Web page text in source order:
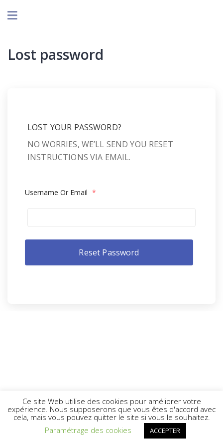
Lost password
LOST YOUR PASSWORD?
NO WORRIES, WE’LL SEND YOU RESET
INSTRUCTIONS VIA EMAIL.
Username Or Email *
Ce site Web utilise des cookies pour améliorer votre
expérience. Nous supposerons que vous êtes d'accord avec
cela, mais vous pouvez quitter le site si vous le souhaitez.
Paramétrage des cookies
ACCEPTER